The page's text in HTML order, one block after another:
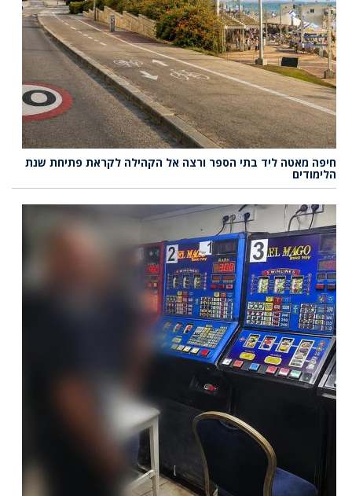
חיפה מאטה ליד בתי הספר ורצה אל הקהילה לקראת פתיחת שנת
הלימודים